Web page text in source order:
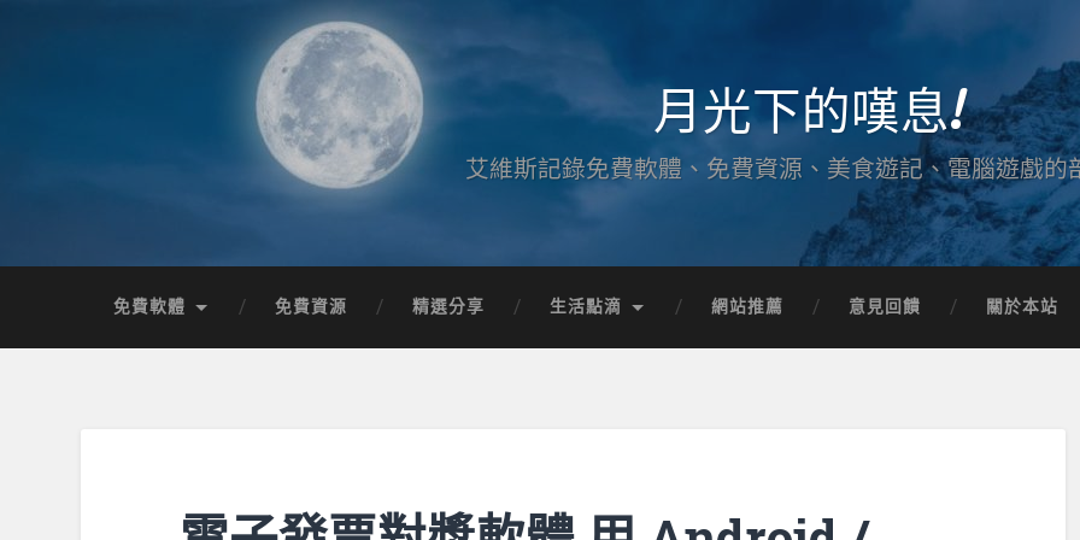
月光下的嘆息!
艾維斯記錄免費軟體、免費資源、美食遊記、電腦遊戲的
免費軟體 免費資源 精選分享 生活點滴 網站推薦 意見回饋 關於本站